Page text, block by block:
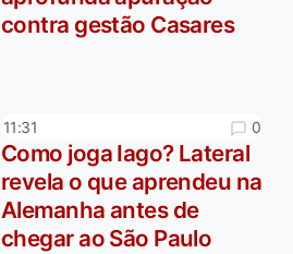
contra gestão Casares
11:31 0
Como joga Iago? Lateral
revela o que aprendeu na
Alemanha antes de
chegar ao São Paulo